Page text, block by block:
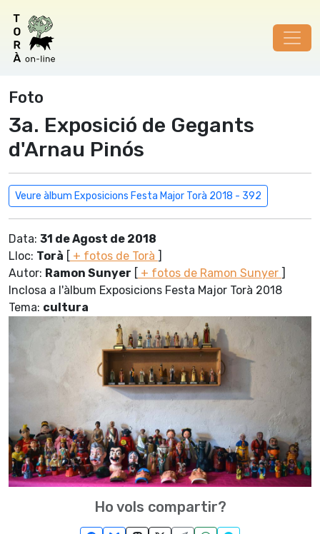
Foto
3a. Exposició de Gegants
d'Arnau Pinós
Veure àlbum Exposicions Festa Major Torà 2018 - 392
Data: 31 de Agost de 2018
Lloc: Torà [ + fotos de Torà ]
Autor: Ramon Sunyer [ + fotos de Ramon Sunyer ]
Inclosa a l'àlbum Exposicions Festa Major Torà 2018
Tema: cultura
Ho vols compartir?